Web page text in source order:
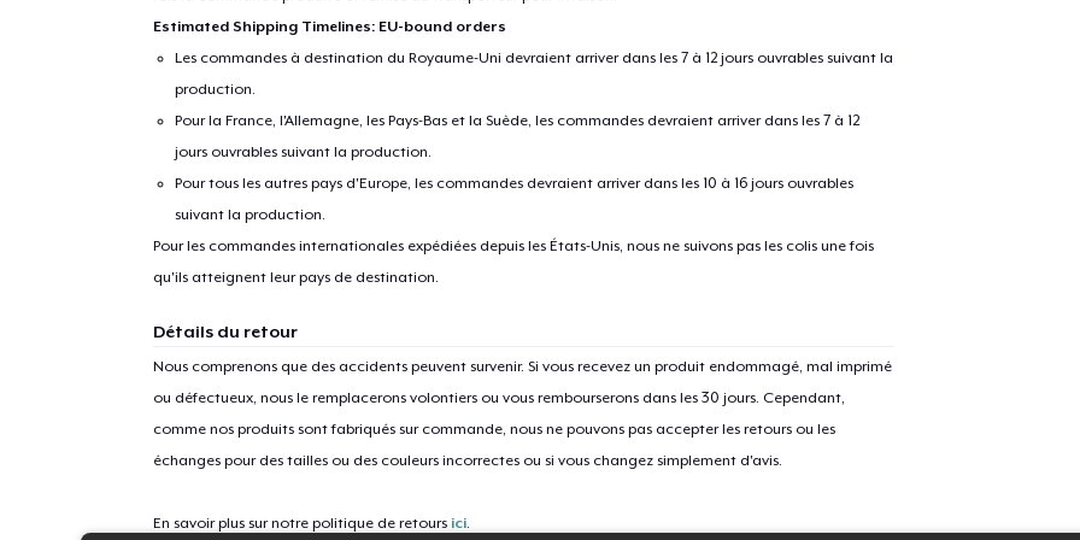
Estimated Shipping Timelines: EU-bound orders
Les commandes à destination du Royaume-Uni devraient arriver dans les 7 à 12 jours ouvrables suivant la
production.
Pour la France, l'Allemagne, les Pays-Bas et la Suède, les commandes devraient arriver dans les 7 à 12
jours ouvrables suivant la production.
Pour tous les autres pays d'Europe, les commandes devraient arriver dans les 10 à 16 jours ouvrables
suivant la production.
Pour les commandes internationales expédiées depuis les États-Unis, nous ne suivons pas les colis une fois
qu'ils atteignent leur pays de destination.
Détails du retour
Nous comprenons que des accidents peuvent survenir. Si vous recevez un produit endommagé, mal imprimé
ou défectueux, nous le remplacerons volontiers ou vous rembourserons dans les 30 jours. Cependant,
comme nos produits sont fabriqués sur commande, nous ne pouvons pas accepter les retours ou les
échanges pour des tailles ou des couleurs incorrectes ou si vous changez simplement d'avis.
En savoir plus sur notre politique de retours ici.
Vérification